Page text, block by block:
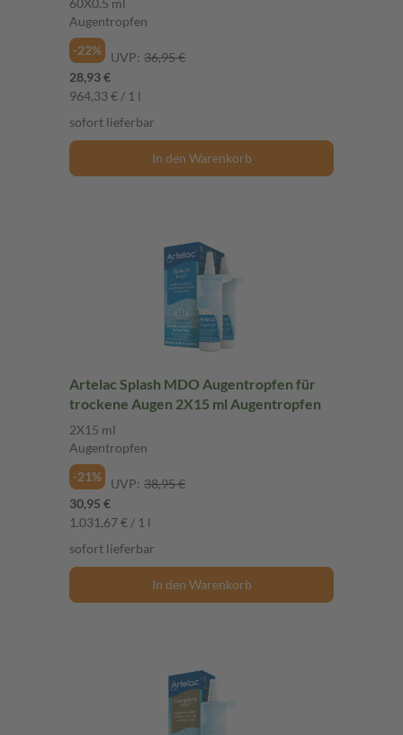
60X0.5 ml
Augentropfen
-22%
UVP: 36,95 €
28,93 €
964,33 € / 1 l
sofort lieferbar
In den Warenkorb
Artelac Splash MDO Augentropfen für
trockene Augen 2X15 ml Augentropfen
2X15 ml
Augentropfen
-21%
UVP: 38,95 €
30,95 €
1.031,67 € / 1 l
sofort lieferbar
In den Warenkorb